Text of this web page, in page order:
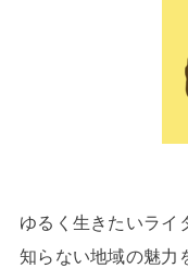
ゆるく生きたいライ
知らない地域の魅力